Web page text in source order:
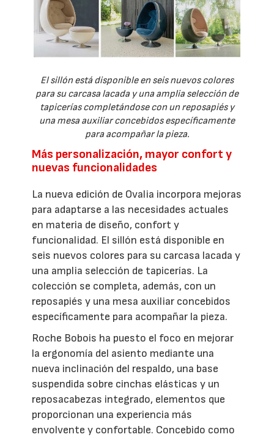
El sillón está disponible en seis nuevos colores
para su carcasa lacada y una amplia selección de
tapicerías completándose con un reposapiés y
una mesa auxiliar concebidos específicamente
para acompañar la pieza.
Más personalización, mayor confort y
nuevas funcionalidades
La nueva edición de Ovalia incorpora mejoras
para adaptarse a las necesidades actuales
en materia de diseño, confort y
funcionalidad. El sillón está disponible en
seis nuevos colores para su carcasa lacada y
una amplia selección de tapicerías. La
colección se completa, además, con un
reposapiés y una mesa auxiliar concebidos
específicamente para acompañar la pieza.
Roche Bobois ha puesto el foco en mejorar
la ergonomía del asiento mediante una
nueva inclinación del respaldo, una base
suspendida sobre cinchas elásticas y un
reposacabezas integrado, elementos que
proporcionan una experiencia más
envolvente y confortable. Concebido como